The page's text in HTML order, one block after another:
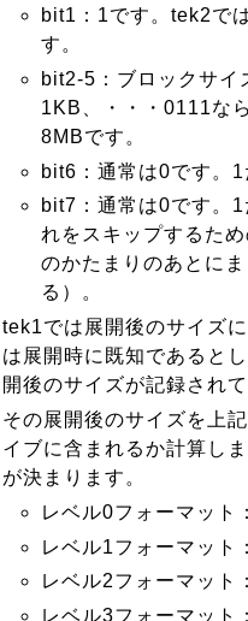
bit1：1です。tek2で
す。
bit2-5：ブロックサイ
1KB、・・・0111な
8MBです。
bit6：通常は0です。1
bit7：通常は0です。
れをスキップするた
のかたまりのあとに
る）。
tek1では展開後のサイズ
は展開時に既知であると
開後のサイズが記録され
その展開後のサイズを上
イブに含まれるか計算し
が決まります。
レベル0フォーマット
レベル1フォーマット
レベル2フォーマット
レベル3フォーマッ